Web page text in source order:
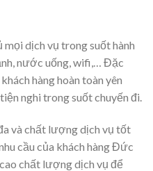
dịch vụ trong suốt hành
nước uống, wifi,… Đặc
hàng hoàn toàn yên
nghi trong suốt chuyến đi.
và chất lượng dịch vụ tốt
cầu của khách hàng Đức
chất lượng dịch vụ để